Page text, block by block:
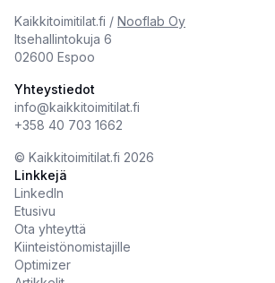
Kaikkitoimitilat.fi / Nooflab Oy
Itsehallintokuja 6
02600 Espoo
Yhteystiedot
info@kaikkitoimitilat.fi
+358 40 703 1662
©️ Kaikkitoimitilat.fi 2026
Linkkejä
LinkedIn
Etusivu
Ota yhteyttä
Kiinteistönomistajille
Optimizer